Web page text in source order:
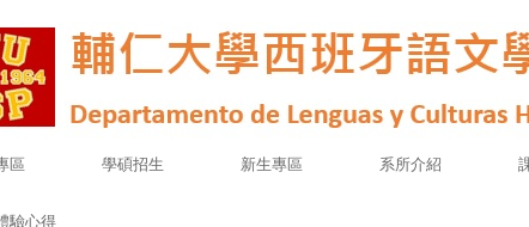
區 學碩招生 新生專區 系所介紹
驗心得